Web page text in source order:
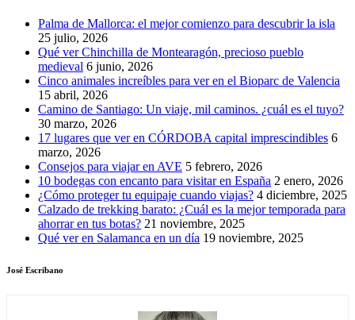
Palma de Mallorca: el mejor comienzo para descubrir la isla
25 julio, 2026
Qué ver Chinchilla de Montearagón, precioso pueblo
medieval 6 junio, 2026
Cinco animales increíbles para ver en el Bioparc de Valencia
15 abril, 2026
Camino de Santiago: Un viaje, mil caminos. ¿cuál es el tuyo?
30 marzo, 2026
17 lugares que ver en CÓRDOBA capital imprescindibles 6
marzo, 2026
Consejos para viajar en AVE 5 febrero, 2026
10 bodegas con encanto para visitar en España 2 enero, 2026
¿Cómo proteger tu equipaje cuando viajas? 4 diciembre, 2025
Calzado de trekking barato: ¿Cuál es la mejor temporada para
ahorrar en tus botas? 21 noviembre, 2025
Qué ver en Salamanca en un día 19 noviembre, 2025
José Escribano